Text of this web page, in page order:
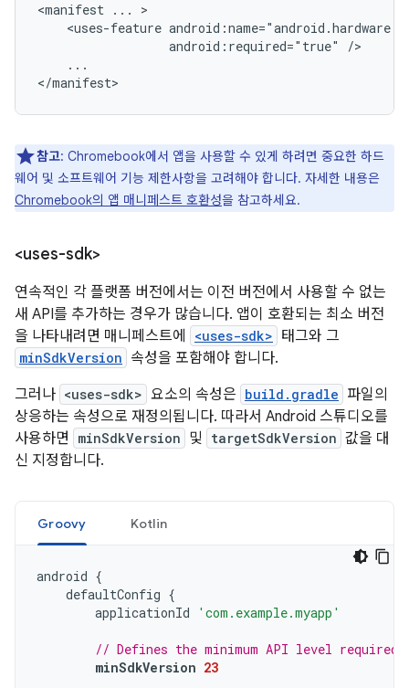
<manifest ...
<uses-feature
android:required="true"
...
</manifest>
참고: Chromebook에서 앱을 사용할 수 있게 하려면 중요한 하드
웨어 및 소프트웨어 기능 제한사항을 고려해야 합니다. 자세한 내용은
Chromebook의 앱 매니페스트 호환성을 참고하세요.
<uses-sdk>
연속적인 각 플랫폼 버전에서는 이전 버전에서 사용할 수 없는
새 API를 추가하는 경우가 많습니다. 앱이 호환되는 최소 버전
을 나타내려면 매니페스트에
<uses-sdk> 태그와 그
minSdkVersion 속성을 포함해야 합니다.
그러나 <uses-sdk> 요소의 속성은 build.gradle 파일의
상응하는 속성으로 재정의됩니다. 따라서 Android 스튜디오를
사용하면
minSdkVersion 및 targetSdkVersion 값을 대
신 지정합니다.
Groovy Kotlin
android {
defaultConfig {
applicationId
'com.example.myapp'
// Defines the minimum API level required
minSdkVersion 23